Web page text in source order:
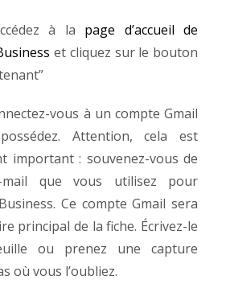
à la page d’accueil de
et cliquez sur le bouton
vous à un compte Gmail
Attention, cela est
important : souvenez-vous de
mail que vous utilisez pour
Ce compte Gmail sera
principal de la fiche. Écrivez-le
ou prenez une capture
où vous l’oubliez.